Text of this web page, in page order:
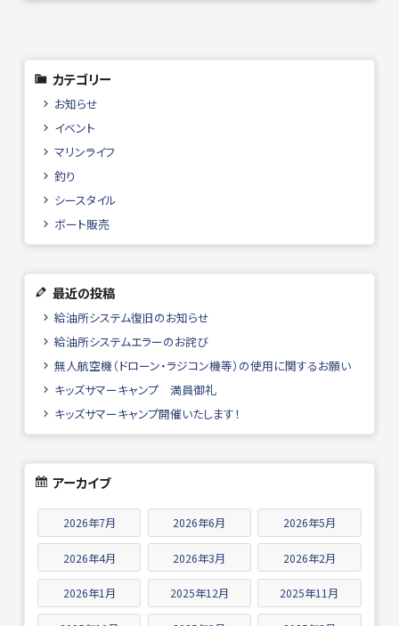
カテゴリー
お知らせ
イベント
マリンライフ
釣り
シースタイル
ボート販売
最近の投稿
給油所システム復旧のお知らせ
給油所システムエラーのお詫び
無人航空機（ドローン・ラジコン機等）の使用に関するお願い
キッズサマーキャンプ 満員御礼
キッズサマーキャンプ開催いたします！
アーカイブ
2026年7月 2026年6月 2026年5月
2026年4月 2026年3月 2026年2月
2026年1月 2025年12月 2025年11月